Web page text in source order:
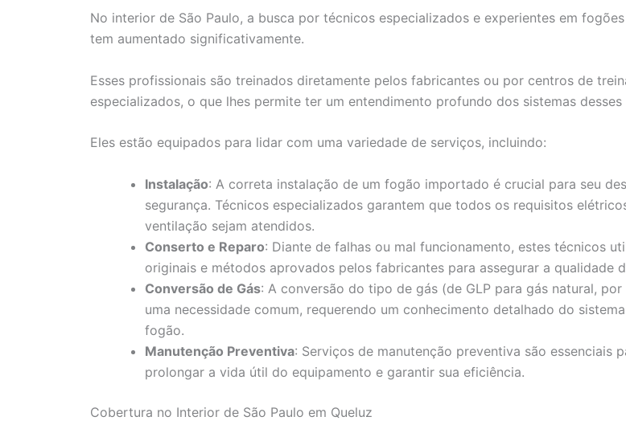
No interior de São Paulo, a busca por técnicos especializados e experientes em
tem aumentado significativamente.
Esses profissionais são treinados diretamente pelos fabricantes ou por centros de
especializados, o que lhes permite ter um entendimento profundo dos sistemas desses
Eles estão equipados para lidar com uma variedade de serviços, incluindo:
Instalação: A correta instalação de um fogão importado é crucial para seu
segurança. Técnicos especializados garantem que todos os requisitos
ventilação sejam atendidos.
Conserto e Reparo: Diante de falhas ou mal funcionamento, estes técnicos
originais e métodos aprovados pelos fabricantes para assegurar a qualidade
Conversão de Gás: A conversão do tipo de gás (de GLP para gás natural,
uma necessidade comum, requerendo um conhecimento detalhado do
fogão.
Manutenção Preventiva: Serviços de manutenção preventiva são essenciais
prolongar a vida útil do equipamento e garantir sua eficiência.
Cobertura no Interior de São Paulo em Queluz